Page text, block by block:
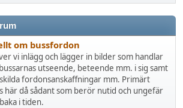
om bussfordon
vi inlägg och lägger in bilder som handlar
utseende, beteende mm. i sig samt
fordonsanskaffningar mm. Primärt
här då sådant som berör nutid och ungefär
i tiden.